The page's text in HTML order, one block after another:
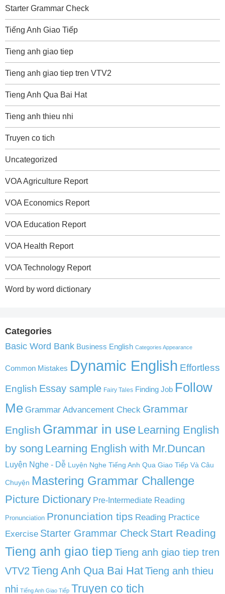
Starter Grammar Check
Tiếng Anh Giao Tiếp
Tieng anh giao tiep
Tieng anh giao tiep tren VTV2
Tieng Anh Qua Bai Hat
Tieng anh thieu nhi
Truyen co tich
Uncategorized
VOA Agriculture Report
VOA Economics Report
VOA Education Report
VOA Health Report
VOA Technology Report
Word by word dictionary
Categories
Basic Word Bank Business English Categories Appearance
Common Mistakes Dynamic English Effortless
English Essay sample Fairy Tales Finding Job Follow
Me Grammar Advancement Check Grammar
English Grammar in use Learning English
by song Learning English with Mr.Duncan
Luyện Nghe - Dễ Luyện Nghe Tiếng Anh Qua Giao Tiếp Và Câu
Chuyện Mastering Grammar Challenge
Picture Dictionary Pre-Intermediate Reading
Pronunciation Pronunciation tips Reading Practice
Exercise Starter Grammar Check Start Reading
Tieng anh giao tiep Tieng anh giao tiep tren
VTV2 Tieng Anh Qua Bai HatTieng anh thieu
nhi Tiếng Anh Giao Tiếp Truyen co tich